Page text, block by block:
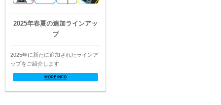
2025年春夏の追加ラインアッ
プ
2025年に新たに追加されたラインア
ップをご紹介します
MORE INFO